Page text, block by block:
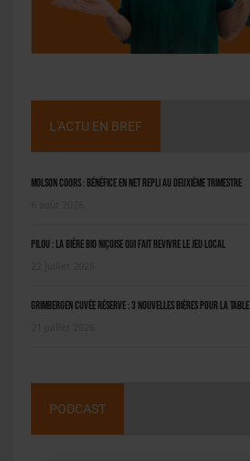
L'ACTU EN BREF
Molson Coors : bénéfice en net repli au deuxième trimestre
Pilou : la bière bio niçoise qui fait revivre le jeu local
Grimbergen Cuvée Réserve : 3 nouvelles bières pour la table
PODCAST